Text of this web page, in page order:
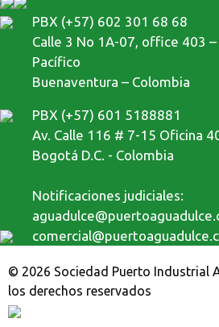
PBX (+57) 602 301 68 68
Calle 3 No 1A-07, office 403
Pacífico
Buenaventura – Colombia
PBX (+57) 601 5188881
Av. Calle 116 # 7-15 Oficina
Bogotá D.C. - Colombia
Notificaciones judiciales:
© 2026 Sociedad Puerto Industrial
los derechos reservados